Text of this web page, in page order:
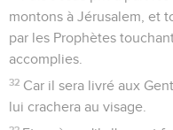
montons à Jérusalem, et
par les Prophètes
accomplies.
32 Car il sera livré aux
lui crachera au visage.